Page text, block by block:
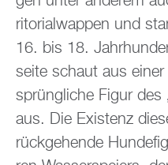
ri­to­ri­al­wap­pen und
16. bis 18.
sei­te schaut aus
sprüng­li­che Figur des
aus. Die Exis­tenz
rück­ge­hen­de